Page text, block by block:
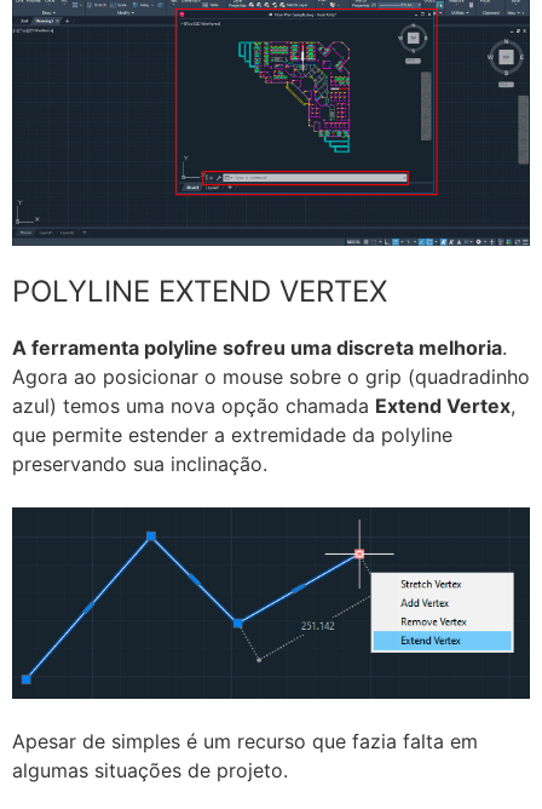
POLYLINE EXTEND VERTEX
A ferramenta polyline sofreu uma discreta melhoria.
Agora ao posicionar o mouse sobre o grip (quadradinho
azul) temos uma nova opção chamada Extend Vertex,
que permite estender a extremidade da polyline
preservando sua inclinação.
Apesar de simples é um recurso que fazia falta em
algumas situações de projeto.